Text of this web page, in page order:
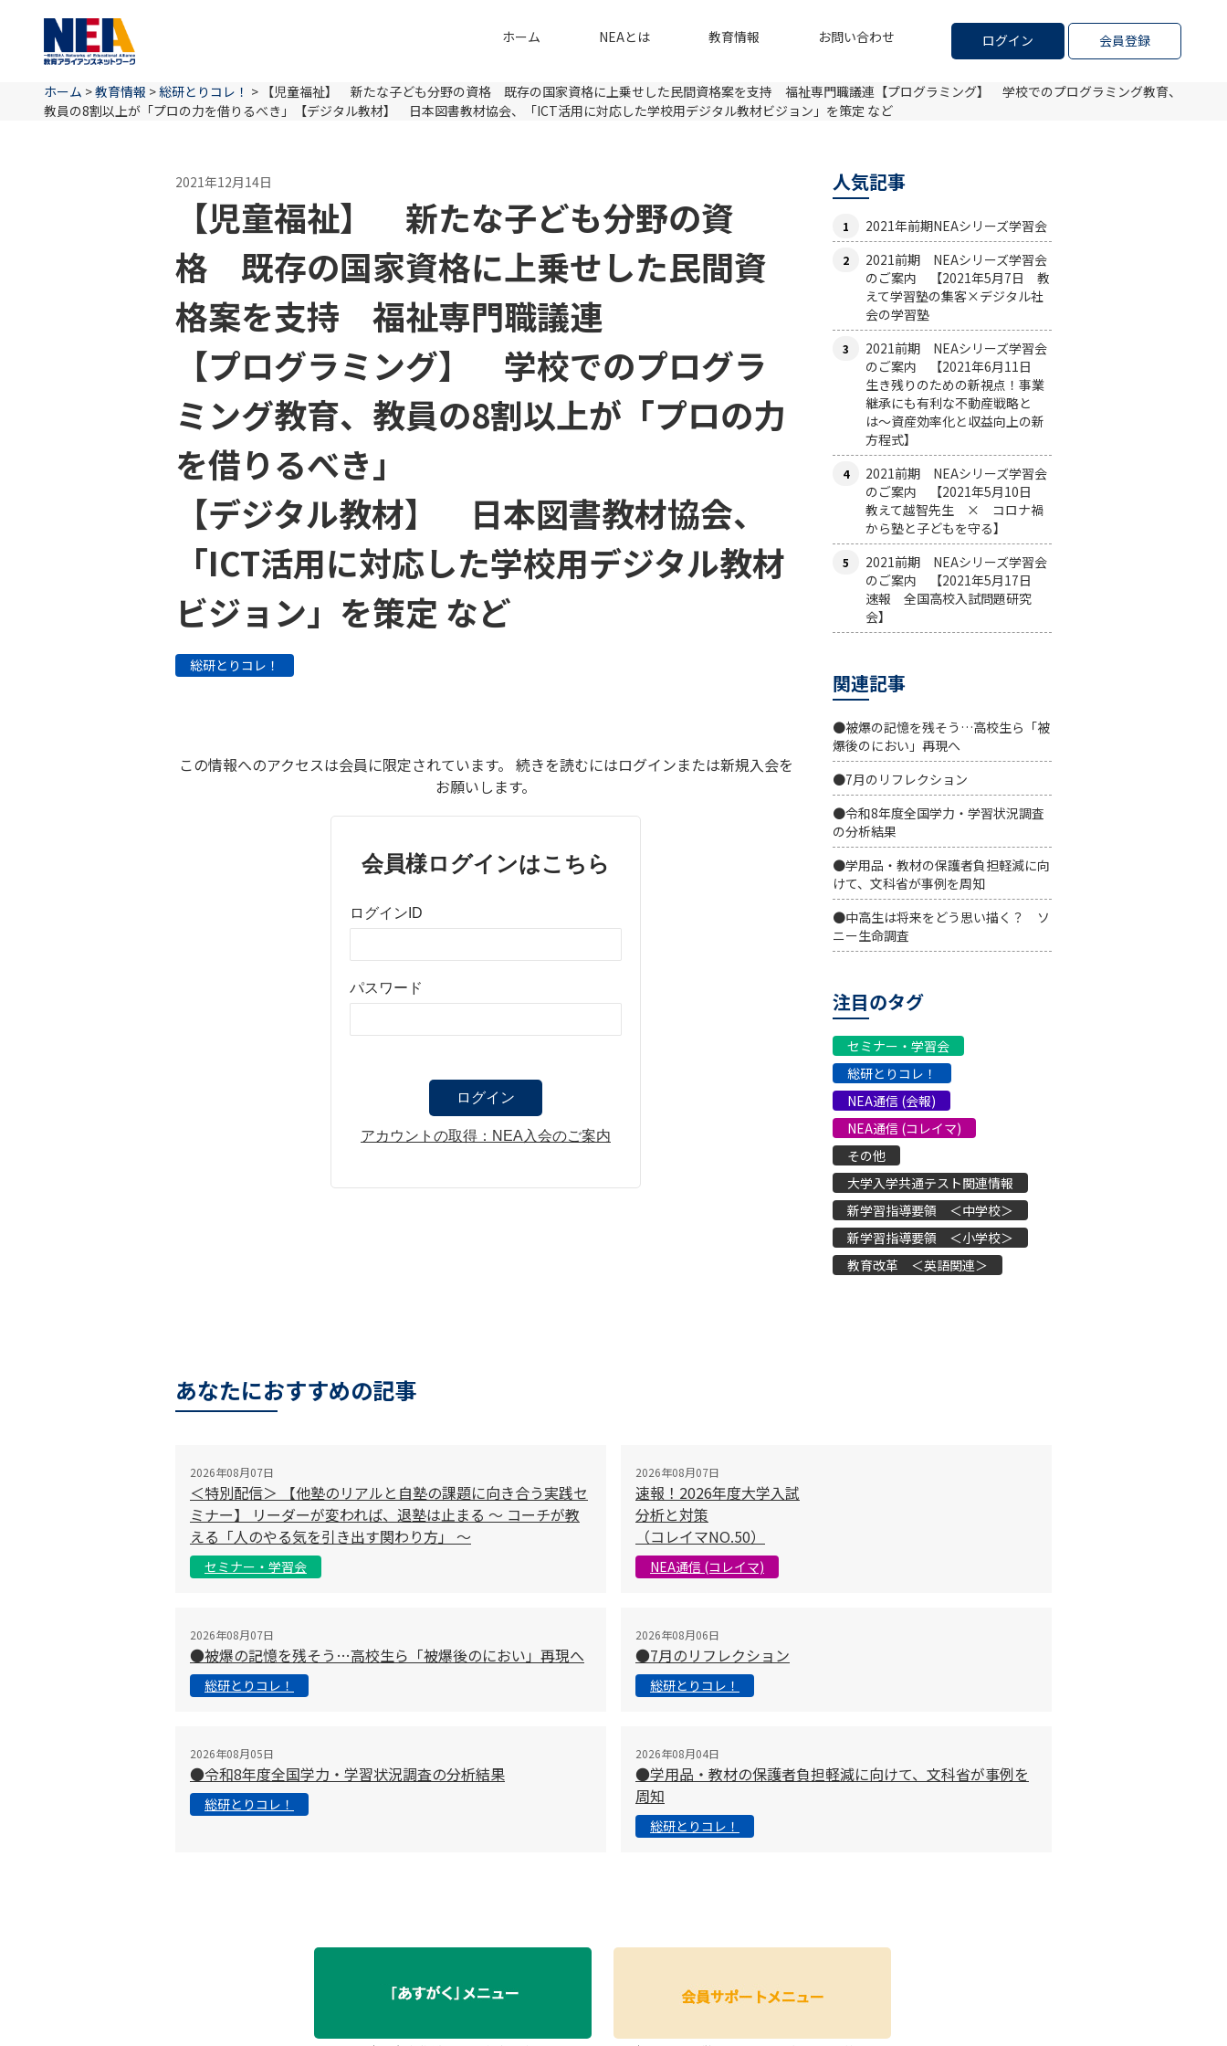
ログイン 会員登録
ホーム NEAとは 教育情報 お問い合わせ
ホーム >教育情報 >総研とりコレ！ > 【児童福祉】 新たな子ども分野の資格 既存の国家資格に上乗せした民間資格案を支持 福祉専門職議連 【プログラミング】 学校でのプログラミング教育、
教員の8割以上が「プロの力を借りるべき」
【デジタル教材】 日本図書教材協会、「ICT活用に対応した学校用デジタル教材ビジョン」を策定 など
2021年12月14日
【児童福祉】 新たな子ども分野の資
格 既存の国家資格に上乗せした民間資
格案を支持 福祉専門職議連
【プログラミング】 学校でのプログラ
ミング教育、教員の8割以上が「プロの力
を借りるべき」
【デジタル教材】 日本図書教材協会、
「ICT活用に対応した学校用デジタル教材
ビジョン」を策定 など
総研とりコレ！
この情報へのアクセスは会員に限定されています。 続きを読むにはログインまたは新規入会を
お願いします。
会員様ログインはこちら
ログインID
パスワード
アカウントの取得：NEA入会のご案内
人気記事
2021年前期NEAシリーズ学習会
2021前期 NEAシリーズ学習会
のご案内 【2021年5月7日 教
えて学習塾の集客×デジタル社
会の学習塾
2021前期 NEAシリーズ学習会
のご案内 【2021年6月11日
生き残りのための新視点！事業
継承にも有利な不動産戦略と
は〜資産効率化と収益向上の新
方程式】
2021前期 NEAシリーズ学習会
のご案内 【2021年5月10日
教えて越智先生 × コロナ禍
から塾と子どもを守る】
2021前期 NEAシリーズ学習会
のご案内 【2021年5月17日
速報 全国高校入試問題研究
会】
関連記事
●被爆の記憶を残そう…高校生ら「被
爆後のにおい」再現へ
●7月のリフレクション
●令和8年度全国学力・学習状況調査
の分析結果
●学用品・教材の保護者負担軽減に向
けて、文科省が事例を周知
●中高生は将来をどう思い描く？ ソ
ニー生命調査
注目のタグ
セミナー・学習会
総研とりコレ！
NEA通信 (会報)
NEA通信 (コレイマ)
その他
大学入学共通テスト関連情報
新学習指導要領 ＜中学校＞
新学習指導要領 ＜小学校＞
教育改革 ＜英語関連＞
あなたにおすすめの記事
2026年08月07日
＜特別配信＞ 【他塾のリアルと自塾の課題に向き合う実践セ
ミナー】 リーダーが変われば、退塾は止まる 〜 コーチが教
える「人のやる気を引き出す関わり方」 〜
セミナー・学習会
2026年08月07日
速報！2026年度大学入試
分析と対策
（コレイマNO.50）
NEA通信 (コレイマ)
2026年08月07日
●被爆の記憶を残そう…高校生ら「被爆後のにおい」再現へ
総研とりコレ！
2026年08月06日
●7月のリフレクション
総研とりコレ！
2026年08月05日
●令和8年度全国学力・学習状況調査の分析結果
総研とりコレ！
2026年08月04日
●学用品・教材の保護者負担軽減に向けて、文科省が事例を
周知
総研とりコレ！